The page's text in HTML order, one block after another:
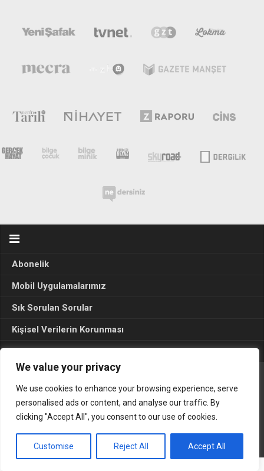
We value your privacy
We use cookies to enhance your browsing experience, serve
personalised ads or content, and analyse our traffic. By
clicking "Accept All", you consent to our use of cookies.
Customise Reject All Accept All
Abonelik
Mobil Uygulamalarımız
Sık Sorulan Sorular
Kişisel Verilerin Korunması
Seçim Sonuçları 2024
Gerçek Hayat © 2015. Her hakkı sakldır.